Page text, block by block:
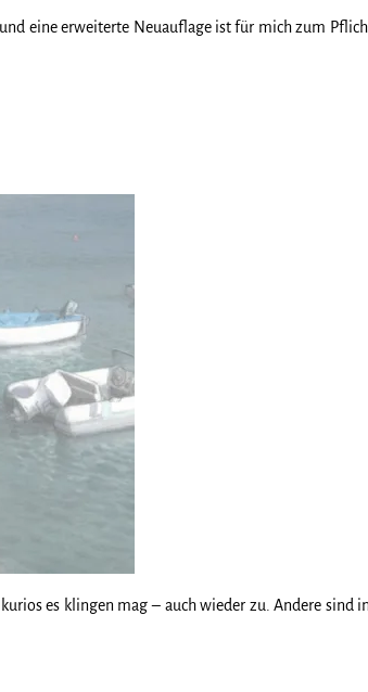
eine erweiterte Neuauflage ist für mich zum
es klingen mag – auch wieder zu. Andere